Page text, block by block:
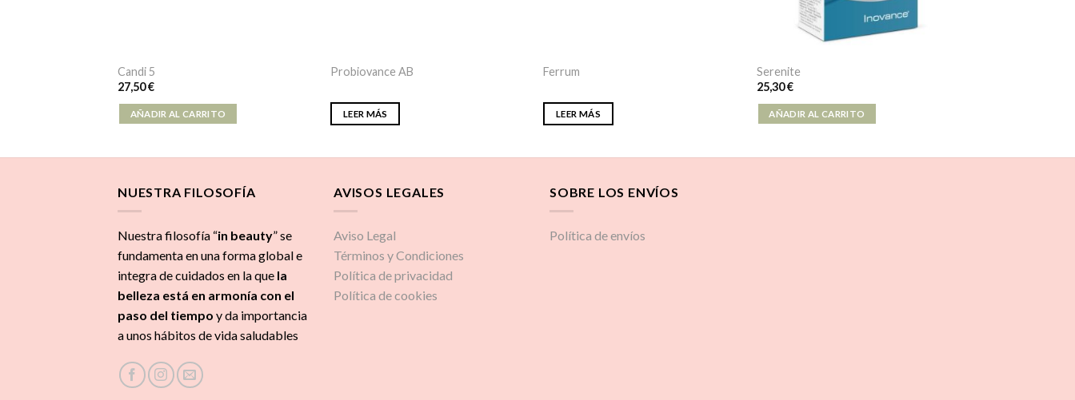
Candi 5
27,50€
AÑADIR AL CARRITO
Probiovance AB
LEER MÁS
Ferrum
LEER MÁS
Serenite
25,30€
AÑADIR AL CARRITO
NUESTRA FILOSOFÍA
Nuestra filosofía “in beauty” se
fundamenta en una forma global e
integra de cuidados en la que la
belleza está en armonía con el
paso del tiempo y da importancia
a unos hábitos de vida saludables
AVISOS LEGALES
Aviso Legal
Términos y Condiciones
Política de privacidad
Política de cookies
SOBRE LOS ENVÍOS
Política de envíos